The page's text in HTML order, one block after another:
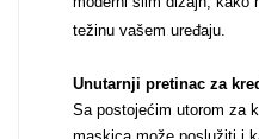
težinu vašem uređaju.
Unutarnji pretinac za
Sa postojećim utorom za